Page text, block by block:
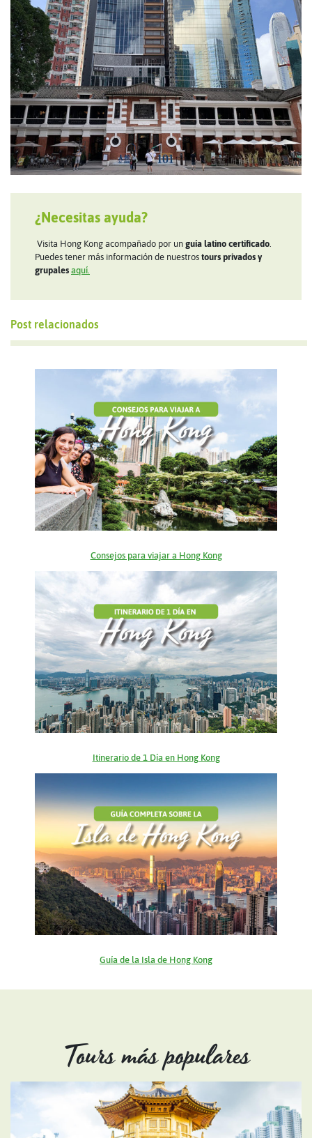
¿Necesitas ayuda?
Visita Hong Kong acompañado por un guía latino certificado.
Puedes tener más información de nuestros tours privados y
grupales aquí.
Post relacionados
Consejos para viajar a Hong Kong
Itinerario de 1 Día en Hong Kong
Guía de la Isla de Hong Kong
Tours más populares